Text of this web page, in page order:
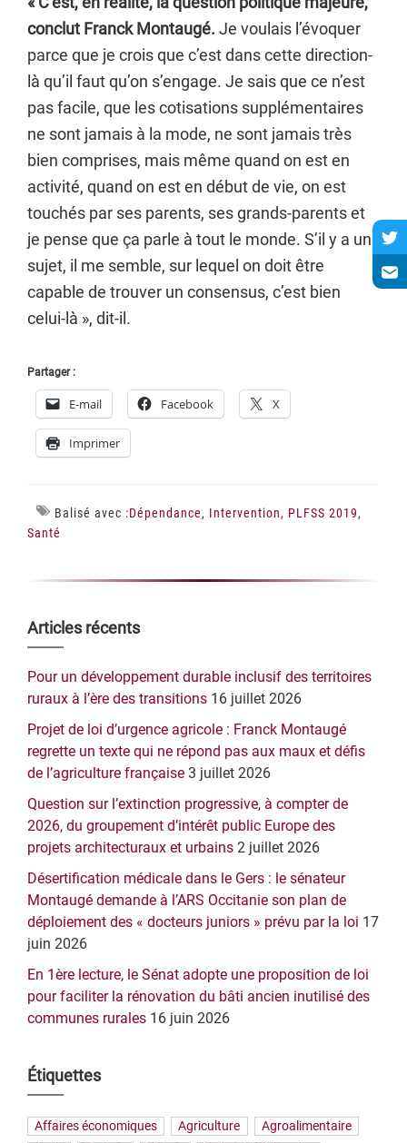
conclut Franck Montaugé. Je voulais l’évoquer
parce que je crois que c’est dans cette direction-
là qu’il faut qu’on s’engage. Je sais que ce n’est
pas facile, que les cotisations supplémentaires
ne sont jamais à la mode, ne sont jamais très
bien comprises, mais même quand on est en
activité, quand on est en début de vie, on est
touchés par ses parents, ses grands-parents et
je pense que ça parle à tout le monde. S’il y a un
sujet, il me semble, sur lequel on doit être
capable de trouver un consensus, c’est bien
celui-là », dit-il.
Partager :
E-mail Facebook X
Imprimer
Balisé avec :Dépendance, Intervention, PLFSS 2019,
Santé
Barre
latérale
principale
Articles récents
Pour un développement durable inclusif des territoires
ruraux à l’ère des transitions 16 juillet 2026
Projet de loi d’urgence agricole : Franck Montaugé
regrette un texte qui ne répond pas aux maux et défis
de l’agriculture française 3 juillet 2026
Question sur l’extinction progressive, à compter de
2026, du groupement d’intérêt public Europe des
projets architecturaux et urbains 2 juillet 2026
Désertification médicale dans le Gers : le sénateur
Montaugé demande à l’ARS Occitanie son plan de
déploiement des « docteurs juniors » prévu par la loi 17
juin 2026
En 1ère lecture, le Sénat adopte une proposition de loi
pour faciliter la rénovation du bâti ancien inutilisé des
communes rurales 16 juin 2026
Étiquettes
Affaires économiques Agriculture
Agroalimentaire